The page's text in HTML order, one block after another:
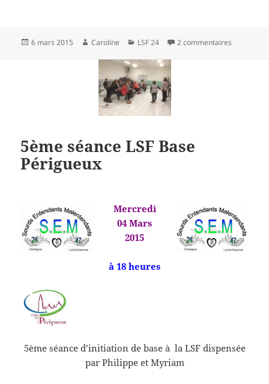
Publié
6 mars 2015 Auteur
Caroline Catégories
LSF 24 2 commentaires
5ème séance LSF Base
Périgueux
Mercredi
04 Mars
2015
à 18 heures
5ème séance d’initiation de base à la LSF dispensée
par Philippe et Myriam